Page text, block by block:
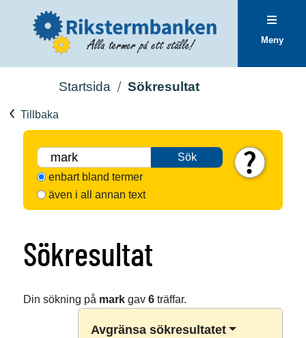
Meny
Startsida Sökresultat
Tillbaka
Sök
enbart bland termer
även i all annan text
Sökresultat
Din sökning på markgav 6träffar.
Avgränsa sökresultatet